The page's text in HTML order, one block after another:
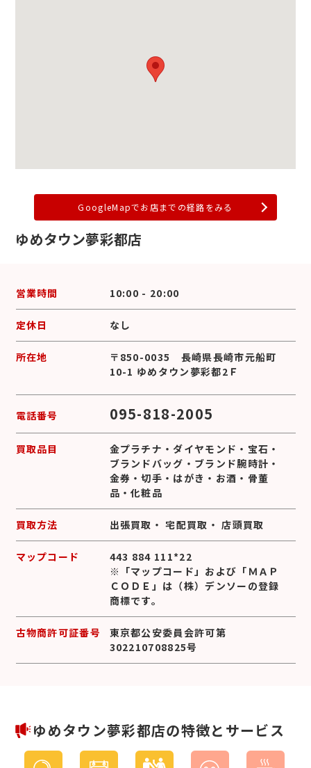
GoogleMapでお店までの経路をみる
ゆめタウン夢彩都店
営業時間 10:00 - 20:00
定休日 なし
所在地
〒850-0035 長崎県長崎市元船町
10-1 ゆめタウン夢彩都2Ｆ
電話番号 095-818-2005
買取品目 金プラチナ ・ダイヤモンド ・ 宝石 ・
ブランドバッグ ・ ブランド腕時計 ・
金券 ・切手 ・ はがき ・ お酒 ・ 骨董
品 ・化粧品
買取方法 出張買取 ・宅配買取 ・店頭買取
マップコード
443 884 111*22
※「マップコード」および「ＭＡＰ
ＣＯＤＥ」は（株）デンソーの登録
商標です。
古物商許可証番号
東京都公安委員会許可第
302210708825号
ゆめタウン夢彩都店の特徴とサービス